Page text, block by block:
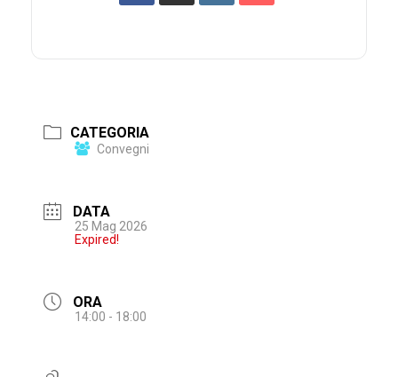
CATEGORIA
Convegni
DATA
25 Mag 2026
Expired!
ORA
14:00 - 18:00